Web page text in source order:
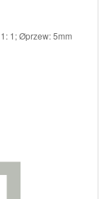
1; Øprzew: 5mm